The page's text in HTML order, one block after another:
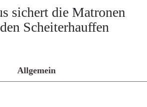
sichert die Matronen
Scheiterhauffen
Allgemein